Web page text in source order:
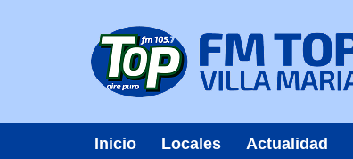
Inicio Locales Actualidad